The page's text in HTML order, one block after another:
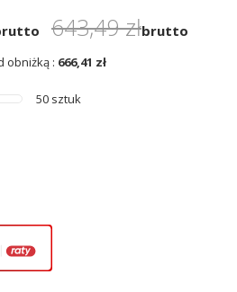
643,49 złbrutto
obniżką : 666,41 zł
50 sztuk